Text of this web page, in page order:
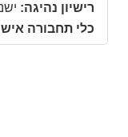
רישיון נהיגה:
כלי תחבורה